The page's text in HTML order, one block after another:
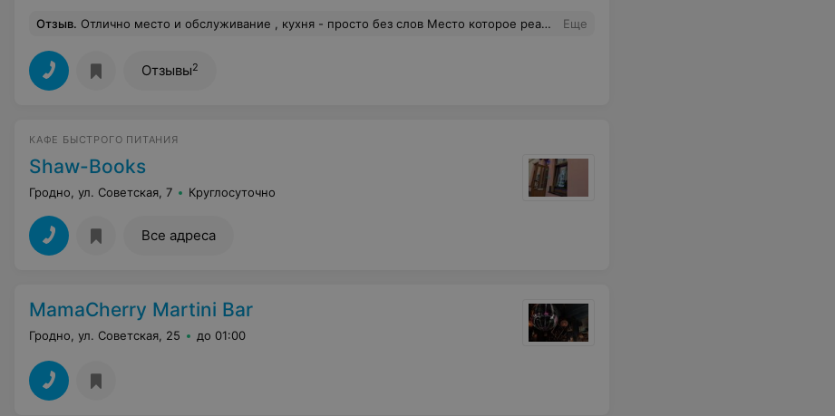
Отзыв. Отлично место и обслуживание , кухня - просто без слов Место которое реально стоит посетить , однозначно рекомендую Еще
Отзывы2
КАФЕ БЫСТРОГО ПИТАНИЯ
Shaw-Books
Гродно, ул. Советская, 7 Круглосуточно
Все адреса
MamaCherry Martini Bar
Гродно, ул. Советская, 25 до 01:00